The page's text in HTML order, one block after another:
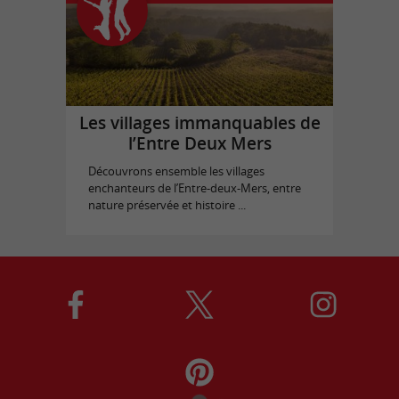
Les villages immanquables de
l’Entre Deux Mers
Découvrons ensemble les villages
enchanteurs de l’Entre-deux-Mers, entre
nature préservée et histoire ...